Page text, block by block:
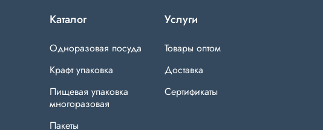
Каталог
Одноразовая посуда
Крафт упаковка
Пищевая упаковка
многоразовая
Пакеты
Услуги
Товары оптом
Доставка
Сертификаты